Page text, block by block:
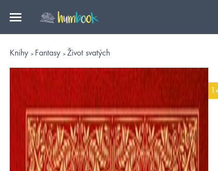
Knihy Fantasy Život svatých